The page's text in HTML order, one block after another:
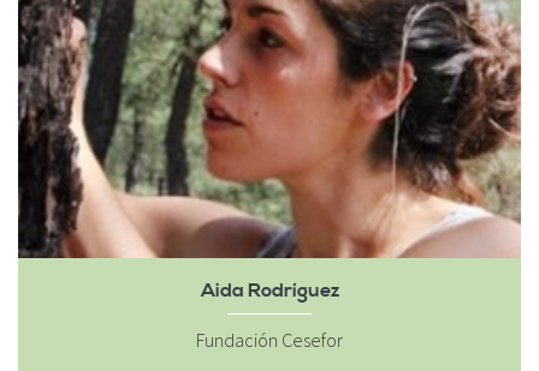
Aida Rodríguez
Fundación Cesefor